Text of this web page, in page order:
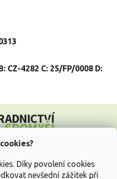
Díky povolení cookies
nevšední zážitek při
CZ-4282 C: 25/FP/0008 D: